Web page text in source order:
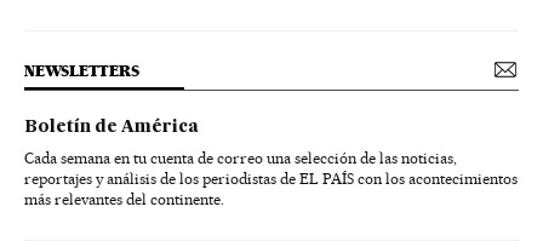
NEWSLETTERS
Boletín de América
Cada semana en tu cuenta de correo una selección de las noticias,
reportajes y análisis de los periodistas de EL PAÍS con los acontecimientos
más relevantes del continente.